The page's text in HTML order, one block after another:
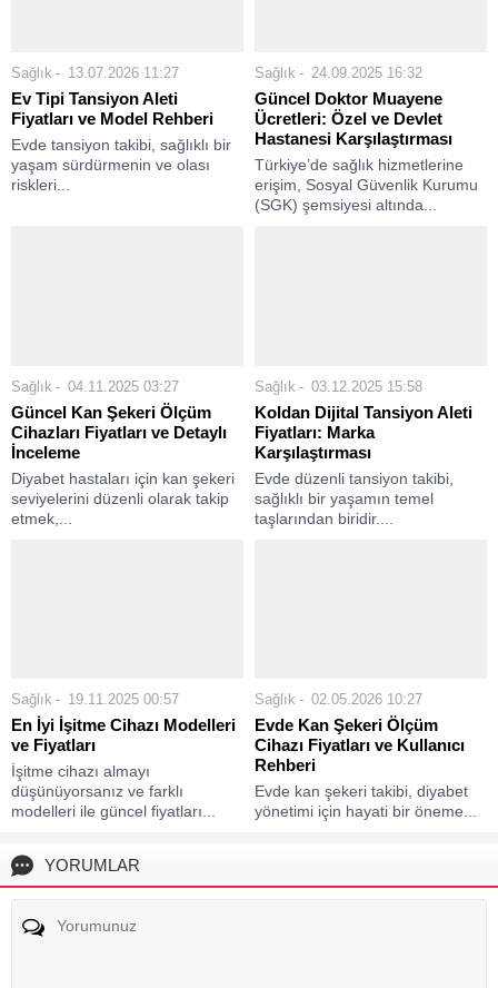
Sağlık 13.07.2026 11:27
Ev Tipi Tansiyon Aleti
Fiyatları ve Model Rehberi
Evde tansiyon takibi, sağlıklı bir
yaşam sürdürmenin ve olası
riskleri...
Sağlık 24.09.2025 16:32
Güncel Doktor Muayene
Ücretleri: Özel ve Devlet
Hastanesi Karşılaştırması
Türkiye’de sağlık hizmetlerine
erişim, Sosyal Güvenlik Kurumu
(SGK) şemsiyesi altında...
Sağlık 04.11.2025 03:27
Güncel Kan Şekeri Ölçüm
Cihazları Fiyatları ve Detaylı
İnceleme
Diyabet hastaları için kan şekeri
seviyelerini düzenli olarak takip
etmek,...
Sağlık 03.12.2025 15:58
Koldan Dijital Tansiyon Aleti
Fiyatları: Marka
Karşılaştırması
Evde düzenli tansiyon takibi,
sağlıklı bir yaşamın temel
taşlarından biridir....
Sağlık 19.11.2025 00:57
En İyi İşitme Cihazı Modelleri
ve Fiyatları
İşitme cihazı almayı
düşünüyorsanız ve farklı
modelleri ile güncel fiyatları...
Sağlık 02.05.2026 10:27
Evde Kan Şekeri Ölçüm
Cihazı Fiyatları ve Kullanıcı
Rehberi
Evde kan şekeri takibi, diyabet
yönetimi için hayati bir öneme...
YORUMLAR